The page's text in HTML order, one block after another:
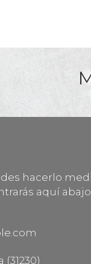
hacerlo
aquí abajo.
(31230)